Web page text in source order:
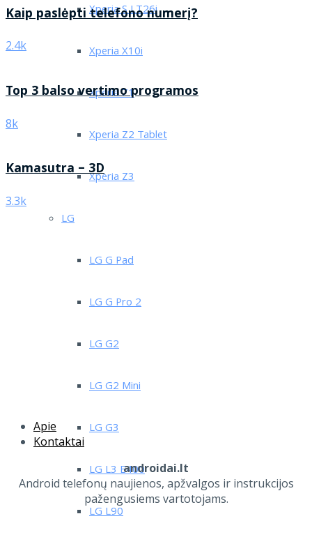
Xperia S LT26i
Xperia X10i
Xperia Z1
Xperia Z2 Tablet
Xperia Z3
LG
LG G Pad
LG G Pro 2
LG G2
LG G2 Mini
LG G3
LG L3 E400
LG L90
Kaip paslėpti telefono numerį?
2.4k
Top 3 balso vertimo programos
8k
Kamasutra – 3D
3.3k
Apie
Kontaktai
androidai.lt
Android telefonų naujienos, apžvalgos ir instrukcijos
pažengusiems vartotojams.